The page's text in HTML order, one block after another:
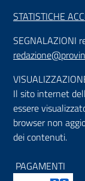
STATISTICHE
SEGNALAZIONI
Il sito internet
essere
browser non
dei contenuti.
PAGAMENTI